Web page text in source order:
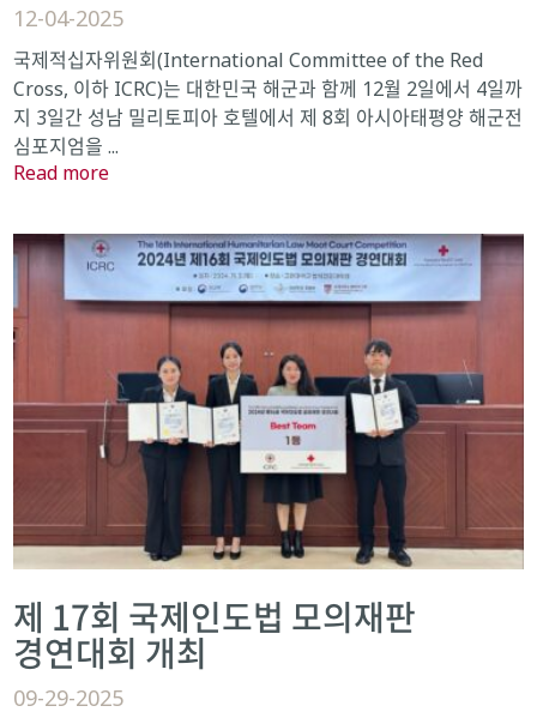
12-04-2025
국제적십자위원회(International Committee of the Red
Cross, 이하 ICRC)는 대한민국 해군과 함께 12월 2일에서 4일까
지 3일간 성남 밀리토피아 호텔에서 제 8회 아시아태평양 해군전
심포지엄을 ...
Read more
제 17회 국제인도법 모의재판
경연대회 개최
09-29-2025